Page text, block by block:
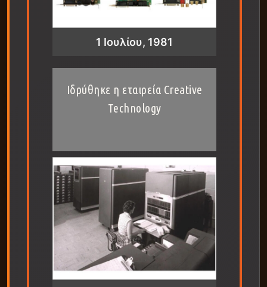
1 Ιουλίου, 1981
Ιδρύθηκε η εταιρεία Creative
Technology